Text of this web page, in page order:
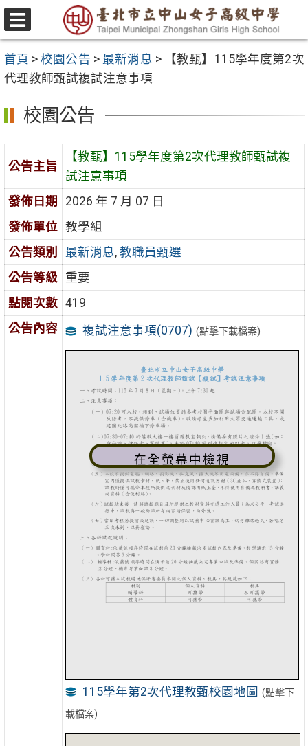
跳
至
要
內
容
區
選
單
首頁 >校園公告 > 最新消息 >
【教甄】115學年度第2次
代理教師甄試複試注意事項
校園公告
公告主旨
【教甄】115學年度第2次代理教師甄試複
試注意事項
發佈日期
2026 年 7 月 07 日
發佈單位 教學組
公告類別
最新消息, 教職員甄選
公告等級 重要
點閱次數 419
公告內容
複試注意事項(0707) (點擊下載檔案)
在全螢幕中檢視
115學年第2次代理教甄校園地圖 (點擊下
載檔案)